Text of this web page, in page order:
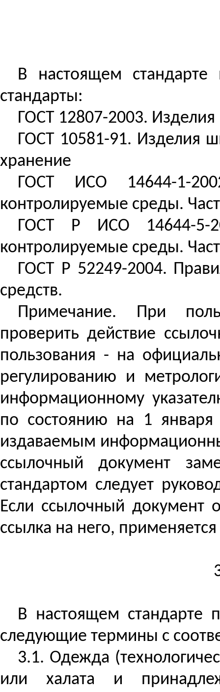
В настоящем
стандарты:
ГОСТ 12807-2003.
ГОСТ 10581-91. Изделия
хранение
ГОСТ ИСО 14644-1-
контролируемые среды.
ГОСТ Р ИСО 14644-5-
контролируемые среды.
ГОСТ Р 52249-2004.
средств.
Примечание. При
проверить действие
пользования - на
регулированию и
информационному
по состоянию на 1
издаваемым
ссылочный документ
стандартом следует
Если ссылочный документ
ссылка на него,
В настоящем
следующие термины с
3.1. Одежда
или халата и